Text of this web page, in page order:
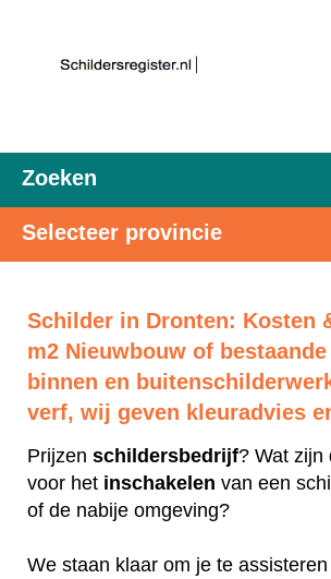
Zoeken
Selecteer provincie
Schilder in Dronten: Kosten
m2 Nieuwbouw of
binnen en
verf, wij geven kleuradvies
Prijzen schildersbedrijf? Wat zijn
voor het inschakelen van een
of de nabije omgeving?
We staan klaar om je te